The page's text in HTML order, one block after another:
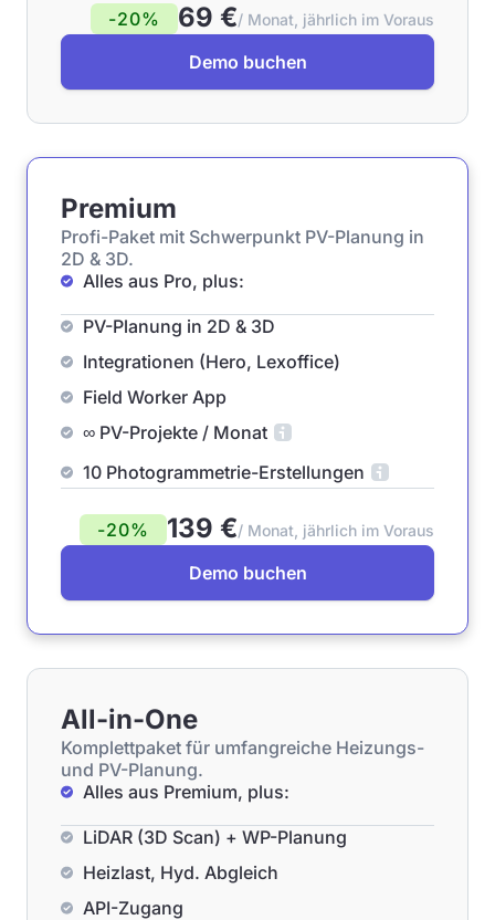
-20% 69 €/ Monat, jährlich im Voraus
Demo buchen
Premium
Profi-Paket mit Schwerpunkt PV-Planung in
2D & 3D.
Alles aus Pro, plus:
PV-Planung in 2D & 3D
Integrationen (Hero, Lexoffice)
Field Worker App
∞ PV-Projekte / Monat
10 Photogrammetrie-Erstellungen
-20% 139 €/ Monat, jährlich im Voraus
Demo buchen
All-in-One
Komplettpaket für umfangreiche Heizungs-
und PV-Planung.
Alles aus Premium, plus:
LiDAR (3D Scan) + WP-Planung
Heizlast, Hyd. Abgleich
API-Zugang